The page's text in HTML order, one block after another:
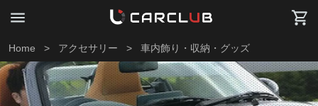
Home > アクセサリー > 車内飾り・収納・グッズ